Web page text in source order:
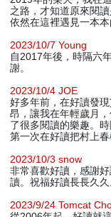
之路，才知道原來閱
依然在這裡遇見一本
2023/10/7 Young
自2017年後，時隔六
謝。
2023/10/4 JOE
好多年前，在好讀發
昂，讓我在年輕歲月
了很多閱讀的樂趣。
第一次在好讀把村上
2023/10/3 snow
非常喜歡好讀，感謝
讀。祝福好讀長長久久
2023/9/24 Tomcat